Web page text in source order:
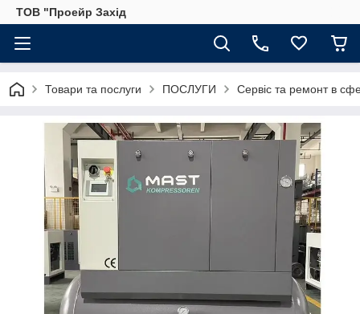
ТОВ "Проейр Захід
Товари та послуги ПОСЛУГИ Сервіс та ремонт в